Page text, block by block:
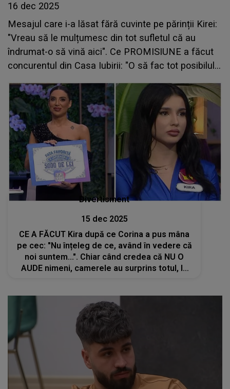
16 dec 2025
Mesajul care i-a lăsat fără cuvinte pe părinții Kirei:
"Vreau să le mulțumesc din tot sufletul că au
îndrumat-o să vină aici". Ce PROMISIUNE a făcut
concurentul din Casa Iubirii: "O să fac tot posibilul
Divertisment
15 dec 2025
CE A FĂCUT Kira după ce Corina a pus mâna
pe cec: "Nu înțeleg de ce, având în vedere că
noi suntem...". Chiar când credea că NU O
AUDE nimeni, camerele au surprins totul, la